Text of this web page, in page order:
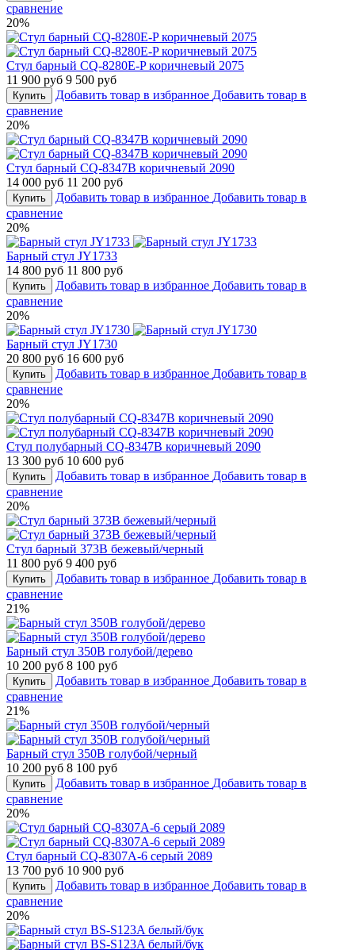
сравнение
20%
Стул барный CQ-8280E-P коричневый 2075
11 900 руб 9 500 руб
Купить Добавить товар в избранное Добавить товар в
сравнение
20%
Стул барный CQ-8347B коричневый 2090
14 000 руб 11 200 руб
Купить Добавить товар в избранное Добавить товар в
сравнение
20%
Барный стул JY1733
14 800 руб 11 800 руб
Купить Добавить товар в избранное Добавить товар в
сравнение
20%
Барный стул JY1730
20 800 руб 16 600 руб
Купить Добавить товар в избранное Добавить товар в
сравнение
20%
Стул полубарный CQ-8347B коричневый 2090
13 300 руб 10 600 руб
Купить Добавить товар в избранное Добавить товар в
сравнение
20%
Стул барный 373B бежевый/черный
11 800 руб 9 400 руб
Купить Добавить товар в избранное Добавить товар в
сравнение
21%
Барный стул 350B голубой/дерево
10 200 руб 8 100 руб
Купить Добавить товар в избранное Добавить товар в
сравнение
21%
Барный стул 350B голубой/черный
10 200 руб 8 100 руб
Купить Добавить товар в избранное Добавить товар в
сравнение
20%
Стул барный CQ-8307A-6 серый 2089
13 700 руб 10 900 руб
Купить Добавить товар в избранное Добавить товар в
сравнение
20%